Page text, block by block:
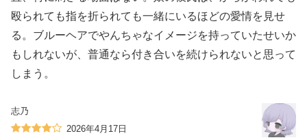
殴られても指を折られても一緒にいるほどの愛情を見せ
る。ブルーヘアでやんちゃなイメージを持っていたせいか
もしれないが、普通なら付き合いを続けられないと思って
しまう。
志乃
2026年4月17日